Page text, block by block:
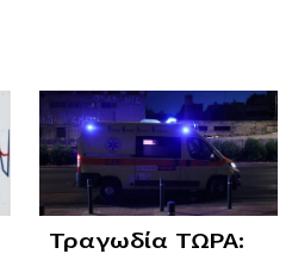
Τραγωδία ΤΩΡΑ: